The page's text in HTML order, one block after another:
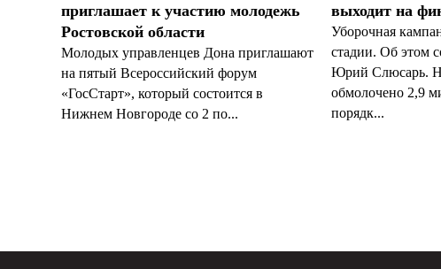
приглашает к участию молодежь
Ростовской области
Молодых управленцев Дона приглашают
на пятый Всероссийский форум
«ГосСтарт», который состоится в
Нижнем Новгороде со 2 по...
выходит на
Уборочная
стадии. Об этом
Юрий Слюсарь.
обмолочено 2,9
порядк...